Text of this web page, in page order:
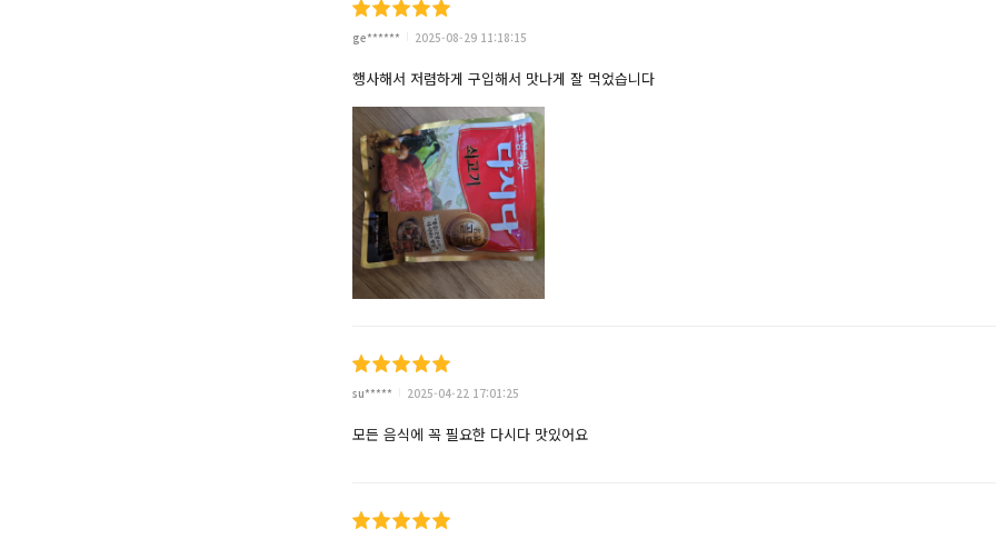
ge****** 2025-08-29 11:18:15
행사해서 저렴하게 구입해서 맛나게 잘 먹었습니다
su***** 2025-04-22 17:01:25
모든 음식에 꼭 필요한 다시다 맛있어요